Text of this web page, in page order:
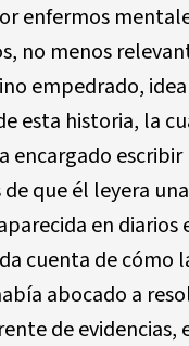
enfermos
no menos
empedrado,
esta historia, la
encargado
que él leyera
en diarios
cuenta de cómo
abocado a
de evidencias,